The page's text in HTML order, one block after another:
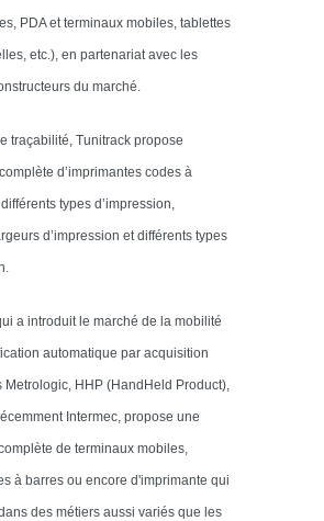
PDA et terminaux mobiles, tablettes
etc.), en partenariat avec les
du marché.
traçabilité, Tunitrack propose
d’imprimantes codes à
types d’impression,
d’impression et différents types
a introduit le marché de la mobilité
automatique par acquisition
Metrologic, HHP (HandHeld Product),
Intermec, propose une
de terminaux mobiles,
à barres ou encore d'imprimante qui
des métiers aussi variés que les